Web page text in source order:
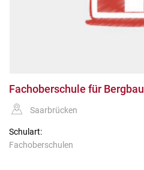
Fachoberschule für Bergbau
Saarbrücken
Schulart:
Fachoberschulen